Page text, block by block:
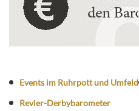
Events im Ruhrpott und Umfeld
Revier-Derbybarometer